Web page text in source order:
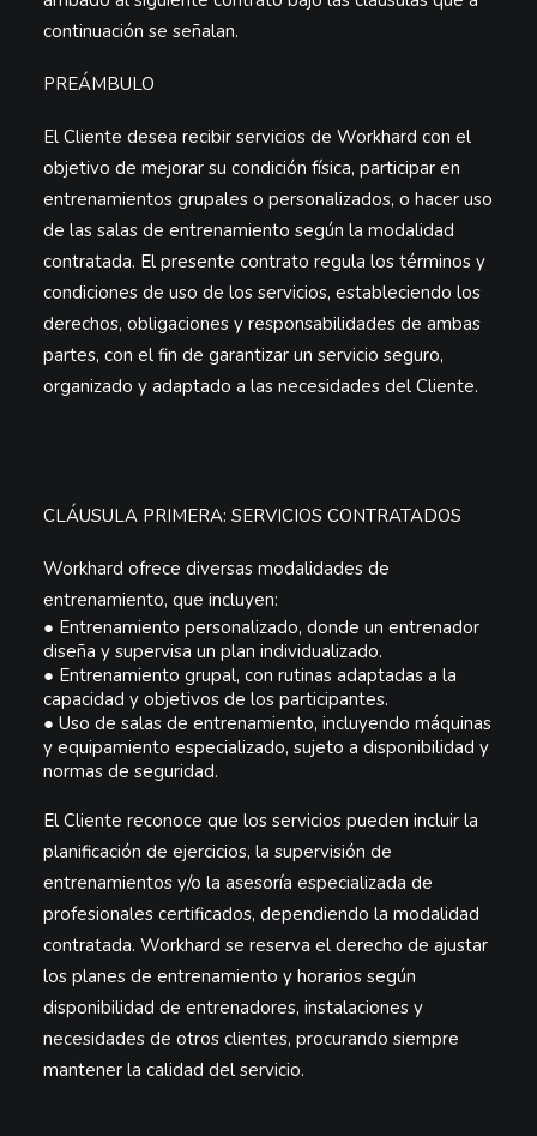
continuación se señalan.
PREÁMBULO
El Cliente desea recibir servicios de Workhard con el
objetivo de mejorar su condición física, participar en
entrenamientos grupales o personalizados, o hacer uso
de las salas de entrenamiento según la modalidad
contratada. El presente contrato regula los términos y
condiciones de uso de los servicios, estableciendo los
derechos, obligaciones y responsabilidades de ambas
partes, con el fin de garantizar un servicio seguro,
organizado y adaptado a las necesidades del Cliente.
CLÁUSULA PRIMERA: SERVICIOS CONTRATADOS
Workhard ofrece diversas modalidades de
entrenamiento, que incluyen:
● Entrenamiento personalizado, donde un entrenador
diseña y supervisa un plan individualizado.
● Entrenamiento grupal, con rutinas adaptadas a la
capacidad y objetivos de los participantes.
● Uso de salas de entrenamiento, incluyendo máquinas
y equipamiento especializado, sujeto a disponibilidad y
normas de seguridad.
El Cliente reconoce que los servicios pueden incluir la
planificación de ejercicios, la supervisión de
entrenamientos y/o la asesoría especializada de
profesionales certificados, dependiendo la modalidad
contratada. Workhard se reserva el derecho de ajustar
los planes de entrenamiento y horarios según
disponibilidad de entrenadores, instalaciones y
necesidades de otros clientes, procurando siempre
mantener la calidad del servicio.